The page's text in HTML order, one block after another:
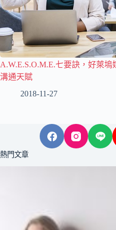
A.W.E.S.O.M.E.七要訣，好萊
溝通天賦
2018-11-27
熱門文章